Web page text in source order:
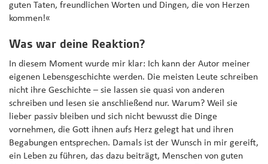
guten Taten, freundlichen Worten und Dingen, die von Herzen
kommen!«
Was war deine Reaktion?
In diesem Moment wurde mir klar: Ich kann der Autor meiner
eigenen Lebensgeschichte werden. Die meisten Leute schreiben
nicht ihre Geschichte – sie lassen sie quasi von anderen
schreiben und lesen sie anschließend nur. Warum? Weil sie
lieber passiv bleiben und sich nicht bewusst die Dinge
vornehmen, die Gott ihnen aufs Herz gelegt hat und ihren
Begabungen entsprechen. Damals ist der Wunsch in mir gereift,
ein Leben zu führen, das dazu beiträgt, Menschen von guten